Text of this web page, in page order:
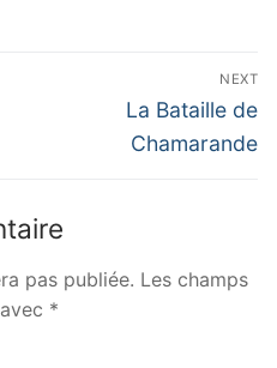
NEXT
Next
post:
La Bataille de
Chamarande
pas publiée. Les champs
*